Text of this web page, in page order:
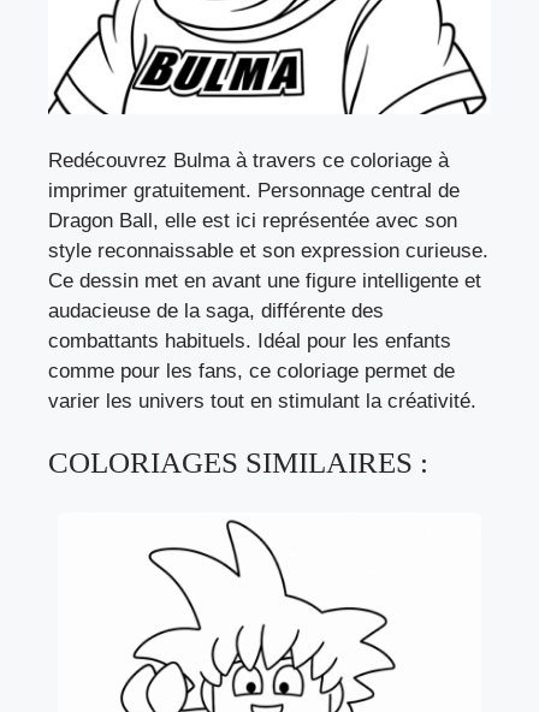
Redécouvrez Bulma à travers ce coloriage à
imprimer gratuitement. Personnage central de
Dragon Ball, elle est ici représentée avec son
style reconnaissable et son expression curieuse.
Ce dessin met en avant une figure intelligente et
audacieuse de la saga, différente des
combattants habituels. Idéal pour les enfants
comme pour les fans, ce coloriage permet de
varier les univers tout en stimulant la créativité.
COLORIAGES SIMILAIRES :